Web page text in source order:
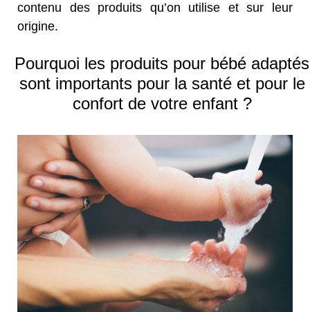
contenu des produits qu’on utilise et sur leur
origine.
Pourquoi les produits pour bébé adaptés
sont importants pour la santé et pour le
confort de votre enfant ?